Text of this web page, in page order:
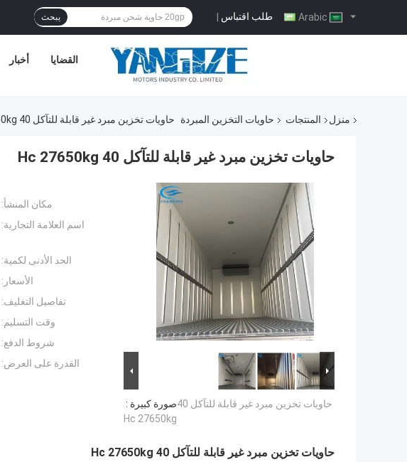
طلب اقتباس | يبحث
أخبار القضايا
منزل المنتجات حاويات التخزين المبردة حاويات تخزين مبرد غير قابلة للتآكل 40 Hc 27650kg
حاويات تخزين مبرد غير قابلة للتآكل 40 Hc 27650kg
صورة كبيرة :حاويات تخزين مبرد غير قابلة للتآكل 40
Hc 27650kg
مكان المنشأ:
اسم العلامة التجارية:
الحد الأدنى لكمية:
الأسعار:
تفاصيل التغليف:
وقت التسليم:
شروط الدفع:
القدرة على العرض:
حاويات تخزين مبرد غير قابلة للتآكل 40 Hc 27650kg